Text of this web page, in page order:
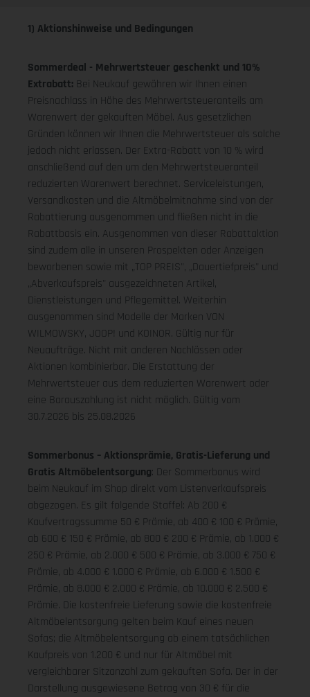
1) Aktionshinweise und Bedingungen
Sommerdeal - Mehrwertsteuer geschenkt und 10%
Extrabatt: Bei Neukauf gewähren wir Ihnen einen
Preisnachlass in Höhe des Mehrwertsteueranteils am
Warenwert der gekauften Möbel. Aus gesetzlichen
Gründen können wir Ihnen die Mehrwertsteuer als solche
jedoch nicht erlassen. Der Extra-Rabatt von 10 % wird
anschließend auf den um den Mehrwertsteueranteil
reduzierten Warenwert berechnet. Serviceleistungen,
Versandkosten und die Altmöbelmitnahme sind von der
Rabattierung ausgenommen und fließen nicht in die
Rabattbasis ein. Ausgenommen von dieser Rabattaktion
sind zudem alle in unseren Prospekten oder Anzeigen
beworbenen sowie mit „TOP PREIS", „Dauertiefpreis" und
„Abverkaufspreis" ausgezeichneten Artikel,
Dienstleistungen und Pflegemittel. Weiterhin
ausgenommen sind Modelle der Marken VON
WILMOWSKY, JOOP! und KOINOR. Gültig nur für
Neuaufträge. Nicht mit anderen Nachlässen oder
Aktionen kombinierbar. Die Erstattung der
Mehrwertsteuer aus dem reduzierten Warenwert oder
eine Barauszahlung ist nicht möglich. Gültig vom
30.7.2026 bis 25.08.2026
Sommerbonus – Aktionsprämie, Gratis-Lieferung und
Gratis Altmöbelentsorgung: Der Sommerbonus wird
beim Neukauf im Shop direkt vom Listenverkaufspreis
abgezogen. Es gilt folgende Staffel: Ab 200 €
Kaufvertragssumme 50 € Prämie, ab 400 € 100 € Prämie,
ab 600 € 150 € Prämie, ab 800 € 200 € Prämie, ab 1.000 €
250 € Prämie, ab 2.000 € 500 € Prämie, ab 3.000 € 750 €
Prämie, ab 4.000 € 1.000 € Prämie, ab 6.000 € 1.500 €
Prämie, ab 8.000 € 2.000 € Prämie, ab 10.000 € 2.500 €
Prämie. Die kostenfreie Lieferung sowie die kostenfreie
Altmöbelentsorgung gelten beim Kauf eines neuen
Sofas; die Altmöbelentsorgung ab einem tatsächlichen
Kaufpreis von 1.200 € und nur für Altmöbel mit
vergleichbarer Sitzanzahl zum gekauften Sofa. Der in der
Darstellung ausgewiesene Betrag von 30 € für die